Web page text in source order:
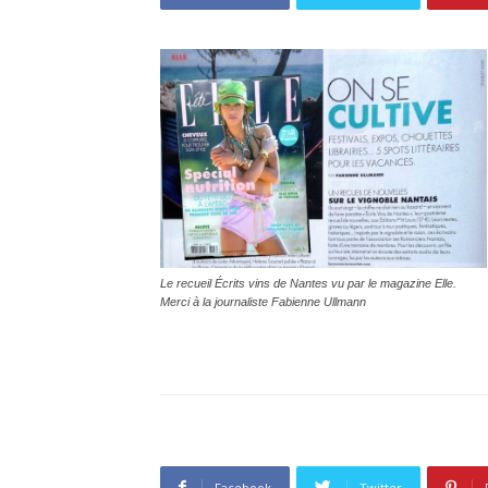
Le recueil Écrits vins de Nantes vu par le magazine Elle.
Merci à la journaliste Fabienne Ullmann